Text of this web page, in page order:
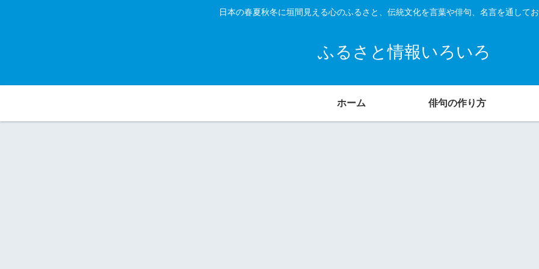
日本の春夏秋冬に垣間見える心のふるさと、伝統文化を言葉や俳句、名言を通してお
ふるさと情報いろいろ
ホーム 俳句の作り方